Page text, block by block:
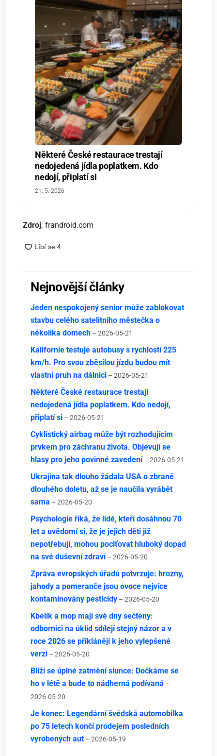
Některé České restaurace trestají
nedojedená jídla poplatkem. Kdo
nedojí, připlatí si
21. 5. 2026
Zdroj: frandroid.com
Nejnovější články
Jeden nespokojený senior může zablokovat
stavbu celého satelitního městečka o
několika domech – 2026-05-21
Kalifornie testuje autobusy s rychlostí 225
km/h. Pro svou zběsilou jízdu budou mít
vlastní pruh na dálnici – 2026-05-21
Některé České restaurace trestají
nedojedená jídla poplatkem. Kdo nedojí,
připlatí si – 2026-05-21
Cyklistický airbag může být rozhodujícím
prvkem pro záchranu života. Objevují se
hlasy pro jeho povinné zavedení – 2026-05-21
Ukrajina tak dlouho žádala USA o zbraně
dlouhého doletu, až se je naučila vyrábět
sama – 2026-05-20
Psychologie říká, že lidé, kteří dosáhnou 70
let a uvědomí si, že je jejich děti již
nepotřebují, mohou pociťovat hluboký dopad
na své duševní zdraví – 2026-05-20
Zpráva evropských úřadů potvrzuje: hrozny,
jahody a pomeranče jsou ovoce nejvíce
kontaminovány pesticidy – 2026-05-20
Kbelík a mop mají své dny sečteny:
odborníci na úklid sdílejí stejný názor a v
roce 2026 se přiklánějí k jeho vylepšené
verzi – 2026-05-20
Blíží se úplné zatmění slunce: Dočkáme se
ho v létě a bude to nádherná podívaná –
2026-05-20
Je konec: Legendární švédská automobilka
po 75 letech končí prodejem posledních
vyrobených aut – 2026-05-19